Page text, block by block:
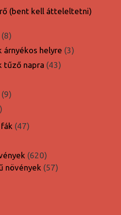
(bent kell átteleltetni)
88
termék
árnyékos helyre 33
tűző napra 4343
99
21
termék
4747
620620
termék
növények 5757